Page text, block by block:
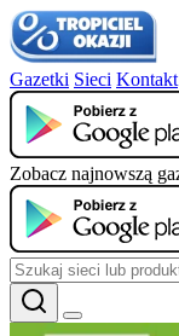
Gazetki Sieci Kontakt
Zobacz najnowszą